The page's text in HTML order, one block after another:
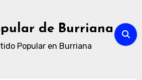
de Burriana
Popular en Burriana